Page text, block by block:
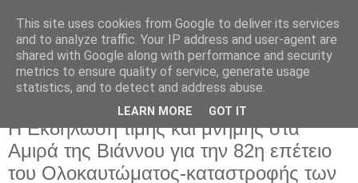
Δευτέρα 15 Σεπτεμβρίου 2025
Η Εκδήλωση τιμής και μνήμης στα
Αμιρά της Βιάννου για την 82η επέτειο
του Ολοκαυτώματος-καταστροφής των
This site uses cookies from Google to deliver its services
and to analyze traffic. Your IP address and user-agent are
shared with Google along with performance and security
metrics to ensure quality of service, generate usage
statistics, and to detect and address abuse.
LEARN MORE GOT IT